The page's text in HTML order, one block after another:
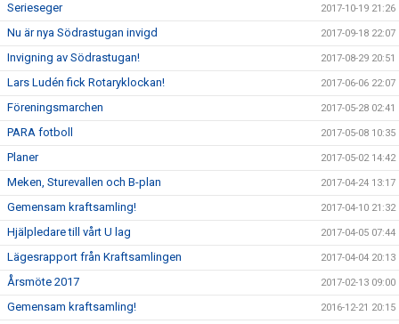
Serieseger 2017-10-19 21:26
Nu är nya Södrastugan invigd 2017-09-18 22:07
Invigning av Södrastugan! 2017-08-29 20:51
Lars Ludén fick Rotaryklockan! 2017-06-06 22:07
Föreningsmarchen 2017-05-28 02:41
PARA fotboll 2017-05-08 10:35
Planer 2017-05-02 14:42
Meken, Sturevallen och B-plan 2017-04-24 13:17
Gemensam kraftsamling! 2017-04-10 21:32
Hjälpledare till vårt U lag 2017-04-05 07:44
Lägesrapport från Kraftsamlingen 2017-04-04 20:13
Årsmöte 2017 2017-02-13 09:00
Gemensam kraftsamling! 2016-12-21 20:15